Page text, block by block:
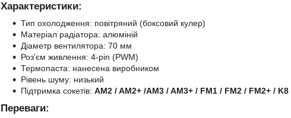
Характеристики:
Тип охолодження: повітряний (боксовий кулер)
Матеріал радіатора: алюміній
Діаметр вентилятора: 70 мм
Роз'єм живлення: 4-pin (PWM)
Термопаста: нанесена виробником
Рівень шуму: низький
Підтримка сокетів: AM2 / AM2+ /AM3 / AM3+ / FM1 / FM2 / FM2+ / K8
Переваги: